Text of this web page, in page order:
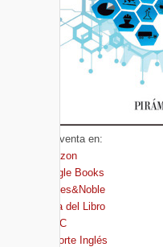
A la venta en:
Amazon
Google Books
Barnes&Noble
Casa del Libro
FNAC
El Corte Inglés